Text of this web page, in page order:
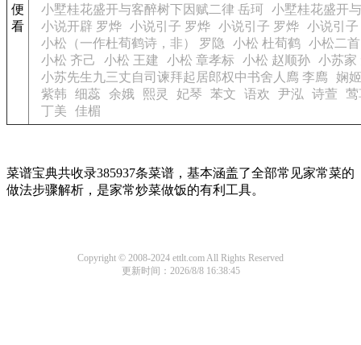
便
看
小墅桂花盛开与客醉树下因赋二律 岳珂
小墅桂花盛开
小说开辟 罗烨 小说引子 罗烨 小说引子 罗烨 小说引
小松（一作杜荀鹤诗，非） 罗隐
小松 杜荀鹤 小松二
小松 齐己
小松 王建 小松 章孝标 小松 赵顺孙 小苏家
小苏先生九三丈自司谏拜起居郎权中书舍人廌 李廌
娴姬
紫韩
细蕊 余娥 熙灵 妃琴 苯文 语欢 尹泓 诗萱
莺
丁美
佳楣
菜谱宝典共收录385937条菜谱，基本涵盖了全部常见家常菜的
做法步骤解析，是家常炒菜做饭的有利工具。
Copyright © 2008-2024 ettlt.com All Rights Reserved
更新时间：2026/8/8 16:38:45